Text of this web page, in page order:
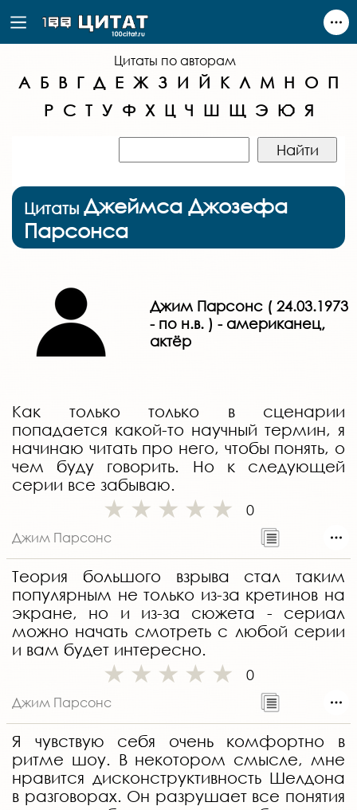
Цитаты по авторам
А Б В Г Д Е Ж З И Й К Л М Н О П
Р С Т У Ф Х Ц Ч Ш Щ Э Ю Я
Цитаты Джеймса Джозефа
Парсонса
Джим Парсонс ( 24.03.1973
- по н.в. ) - американец,
актёр
Как только только в сценарии
попадается какой-то научный термин, я
начинаю читать про него, чтобы понять, о
чем буду говорить. Но к следующей
серии все забываю.
0
Джим Парсонс
Теория большого взрыва стал таким
популярным не только из-за кретинов на
экране, но и из-за сюжета - сериал
можно начать смотреть с любой серии
и вам будет интересно.
0
Джим Парсонс
Я чувствую себя очень комфортно в
ритме шоу. В некотором смысле, мне
нравится дисконструктивность Шелдона
в разговорах. Он разрушает все понятия